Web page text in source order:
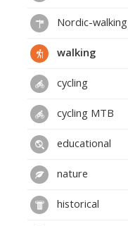
Nordic-walking
walking
cycling
cycling MTB
educational
nature
historical